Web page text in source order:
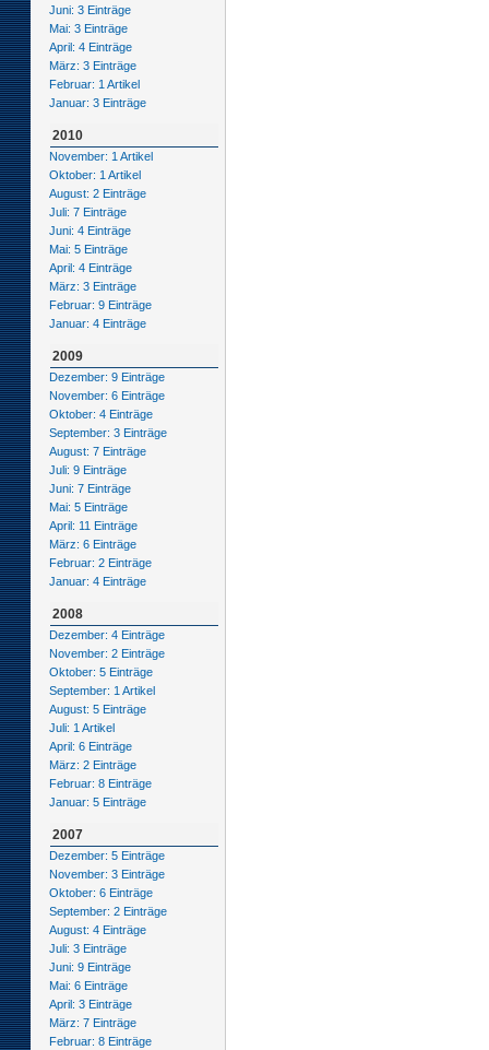
Juni: 3 Einträge
Mai: 3 Einträge
April: 4 Einträge
März: 3 Einträge
Februar: 1 Artikel
Januar: 3 Einträge
2010
November: 1 Artikel
Oktober: 1 Artikel
August: 2 Einträge
Juli: 7 Einträge
Juni: 4 Einträge
Mai: 5 Einträge
April: 4 Einträge
März: 3 Einträge
Februar: 9 Einträge
Januar: 4 Einträge
2009
Dezember: 9 Einträge
November: 6 Einträge
Oktober: 4 Einträge
September: 3 Einträge
August: 7 Einträge
Juli: 9 Einträge
Juni: 7 Einträge
Mai: 5 Einträge
April: 11 Einträge
März: 6 Einträge
Februar: 2 Einträge
Januar: 4 Einträge
2008
Dezember: 4 Einträge
November: 2 Einträge
Oktober: 5 Einträge
September: 1 Artikel
August: 5 Einträge
Juli: 1 Artikel
April: 6 Einträge
März: 2 Einträge
Februar: 8 Einträge
Januar: 5 Einträge
2007
Dezember: 5 Einträge
November: 3 Einträge
Oktober: 6 Einträge
September: 2 Einträge
August: 4 Einträge
Juli: 3 Einträge
Juni: 9 Einträge
Mai: 6 Einträge
April: 3 Einträge
März: 7 Einträge
Februar: 8 Einträge